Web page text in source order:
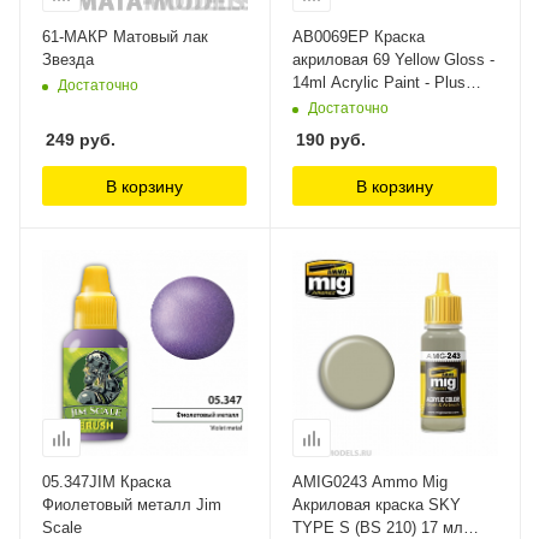
61-МАКР Матовый лак
Звезда
Достаточно
249 руб.
В корзину
AB0069EP Краска
акриловая 69 Yellow Gloss -
14ml Acrylic Paint - Plus
30% Humbrol
Достаточно
190 руб.
В корзину
05.347JIM Краска
Фиолетовый металл Jim
Scale
AMIG0243 Ammo Mig
Акриловая краска SKY
TYPE S (BS 210) 17 мл